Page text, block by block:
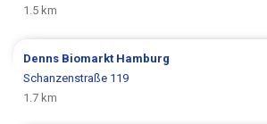
1.5 km
Denns Biomarkt Hamburg
Schanzenstraße 119
1.7 km